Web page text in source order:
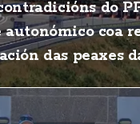
do
coa
das peaxes